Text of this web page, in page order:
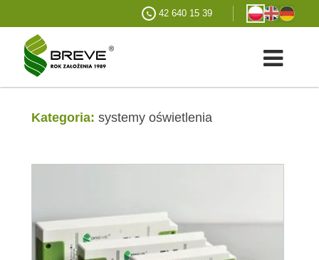
42 640 15 39
Kategoria: systemy oświetlenia